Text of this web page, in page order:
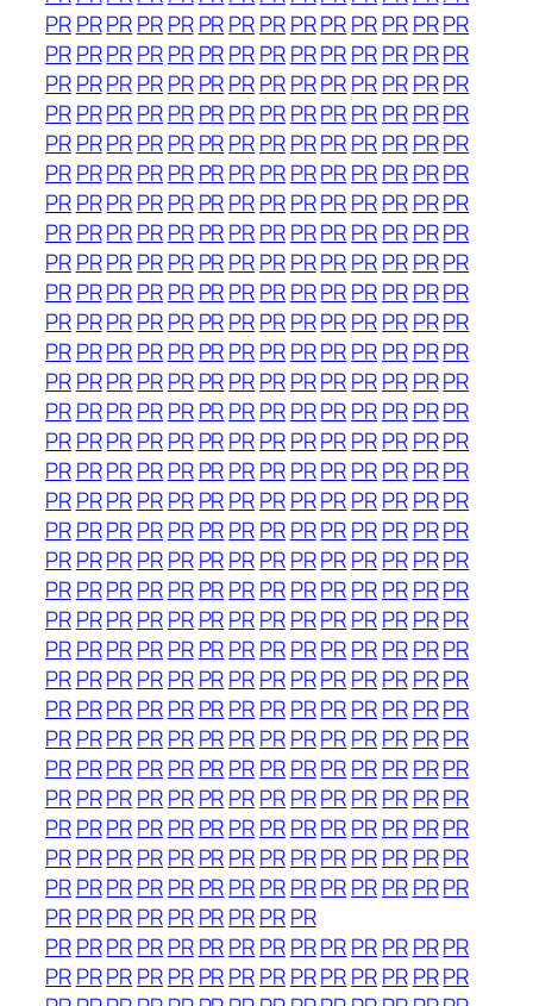
PRPRPRPRPR PRPRPRPRPRPRPR PRPR
PRPRPRPRPR PRPRPRPRPRPRPR PRPR
PRPRPRPRPR PRPRPRPRPRPRPR PRPR
PRPRPRPRPR PRPRPRPRPRPRPR PRPR
PRPRPRPRPR PRPRPRPRPRPRPR PRPR
PRPRPRPRPR PRPRPRPRPRPRPR PRPR
PRPRPRPRPR PRPRPRPRPRPRPR PRPR
PRPRPRPRPR PRPRPRPRPRPRPR PRPR
PRPRPRPRPR PRPRPRPRPRPRPR PRPR
PRPRPRPRPR PRPRPRPRPRPRPR PRPR
PRPRPRPRPR PRPRPRPRPRPRPR PRPR
PRPRPRPRPR PRPRPRPRPRPRPR PRPR
PRPRPRPRPR PRPRPRPRPRPRPR PRPR
PRPRPRPRPR PRPRPRPRPRPRPR PRPR
PRPRPRPRPR PRPRPRPRPRPRPR PRPR
PRPRPRPRPR PRPRPRPRPRPRPR PRPR
PRPRPRPRPR PRPRPRPRPRPRPR PRPR
PRPRPRPRPR PRPRPRPRPRPRPR PRPR
PRPRPRPRPR PRPRPRPRPRPRPR PRPR
PRPRPRPRPR PRPRPRPRPRPRPR PRPR
PRPRPRPRPR PRPRPRPRPRPRPR PRPR
PRPRPRPRPR PRPRPRPRPRPRPR PRPR
PRPRPRPRPR PRPRPRPRPRPRPR PRPR
PRPRPRPRPR PRPRPRPRPRPRPR PRPR
PRPRPRPRPR PRPRPRPRPRPRPR PRPR
PRPRPRPRPR PRPRPRPRPRPRPR PRPR
PRPRPRPRPR PRPRPRPRPRPRPR PRPR
PRPRPRPRPR PRPRPRPRPRPRPR PRPR
PRPRPRPRPR PRPRPRPRPRPRPR PRPR
PRPRPRPRPR PRPRPRPRPRPRPR PRPR
PRPRPRPRPR PRPRPRPR
PRPRPRPRPR PRPRPRPRPRPRPR PRPR
PRPRPRPRPR PRPRPRPRPRPRPR PRPR